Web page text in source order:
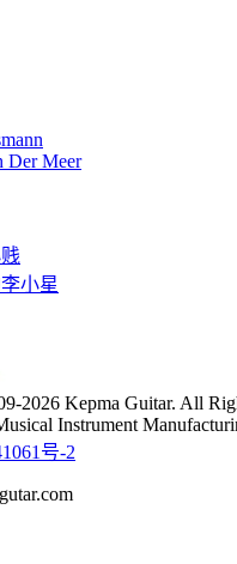
Der Meer
小星
2026 Kepma Guitar. All
Instrument
号-2